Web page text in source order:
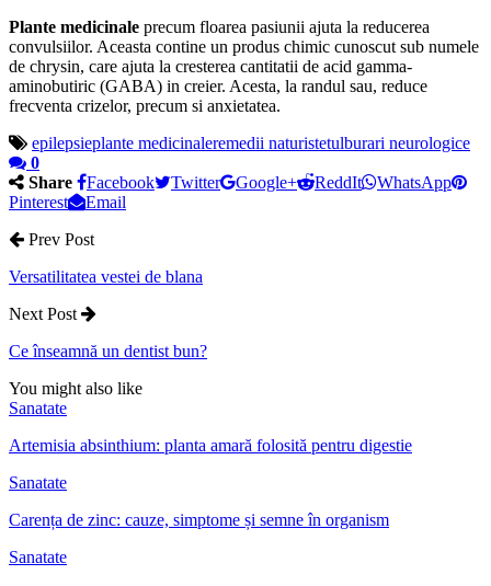
Plante medicinale precum floarea pasiunii ajuta la reducerea
convulsiilor. Aceasta contine un produs chimic cunoscut sub numele
de chrysin, care ajuta la cresterea cantitatii de acid gamma-
aminobutiric (GABA) in creier. Acesta, la randul sau, reduce
frecventa crizelor, precum si anxietatea.
epilepsieplante medicinaleremedii naturistetulburari neurologice
0
Share
Facebook Twitter Google+ ReddIt
WhatsApp
Pinterest
Email
Prev Post
Versatilitatea vestei de blana
Next Post
Ce înseamnă un dentist bun?
You might also like
Sanatate
Artemisia absinthium: planta amară folosită pentru digestie
Sanatate
Carența de zinc: cauze, simptome și semne în organism
Sanatate